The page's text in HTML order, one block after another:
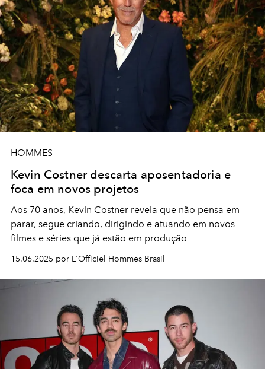
HOMMES
Kevin Costner descarta aposentadoria e
foca em novos projetos
Aos 70 anos, Kevin Costner revela que não pensa em
parar, segue criando, dirigindo e atuando em novos
filmes e séries que já estão em produção
15.06.2025 por L'Officiel Hommes Brasil